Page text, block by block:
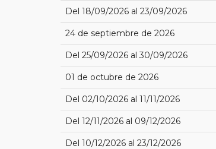
Del 18/09/2026 al 23/09/2026
24 de septiembre de 2026
Del 25/09/2026 al 30/09/2026
01 de octubre de 2026
Del 02/10/2026 al 11/11/2026
Del 12/11/2026 al 09/12/2026
Del 10/12/2026 al 23/12/2026